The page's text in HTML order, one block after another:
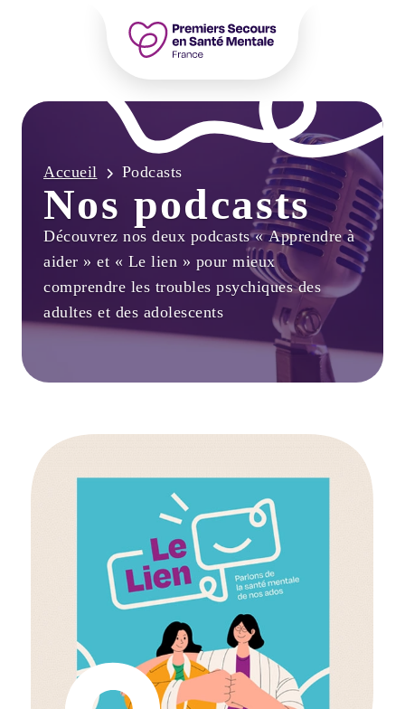
Accueil Podcasts
Nos podcasts
Découvrez nos deux podcasts « Apprendre à
aider » et « Le lien » pour mieux
comprendre les troubles psychiques des
adultes et des adolescents